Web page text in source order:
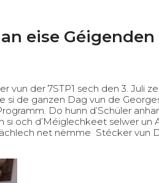
eise Géigenden
vun der 7STP1 sech den 3. Juli
de ganzen Dag vun de
Do hunn d’Schüler
och d’Méiglechkeet selwer
net nëmme Stécker vun